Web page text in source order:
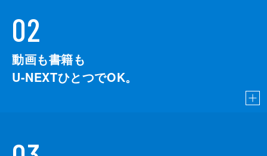
02
動画も書籍も
U-NEXTひとつでOK。